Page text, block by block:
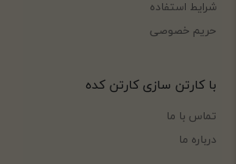
شرایط استفاده
حریم خصوصی
با کارتن سازی کارتن کده
تماس با ما
درباره ما